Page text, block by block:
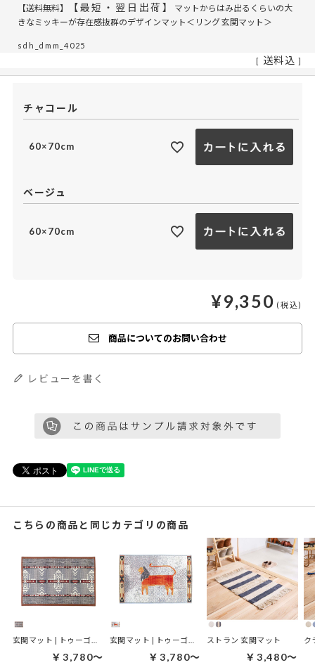
【送料無料】 【最短・翌日出荷】
マットからはみ出るくらいの大
きなミッキーが存在感抜群のデザインマット＜リング 玄関マット＞
sdh_dmm_4025
送料込
チャコール
60×70cm
ベージュ
60×70cm
¥9,350
商品についてのお問い合わせ
レビューを書く
こちらの商品と同じカテゴリの商品
￥3,780～ ￥3,780～
ストラン 玄関マット
￥3,480～
ク